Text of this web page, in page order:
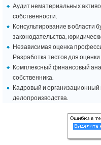
Аудит нематериальных
собственности.
Консультирование в области
законодательства,
Независимая оценка
Разработка тестов для
Комплексный финансовый
собственника.
Кадровый и организационный
делопроизводства.